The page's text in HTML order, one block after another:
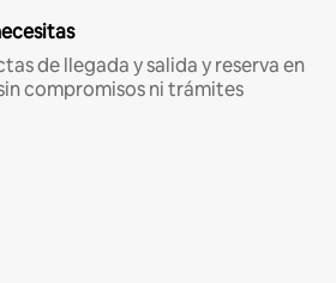
de llegada y salida y reserva en
compromisos ni trámites